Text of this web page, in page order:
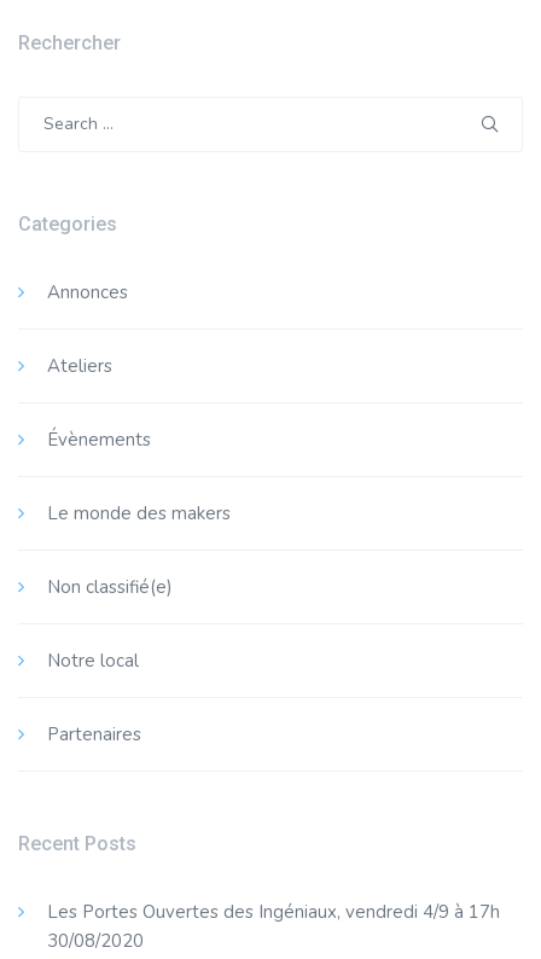
Rechercher
Categories
Annonces
Ateliers
Évènements
Le monde des makers
Non classifié(e)
Notre local
Partenaires
Recent Posts
Les Portes Ouvertes des Ingéniaux, vendredi 4/9 à 17h
30/08/2020